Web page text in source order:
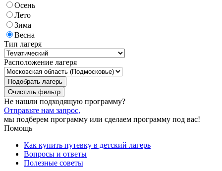
Осень
Лето
Зима
Весна
Тип лагеря
Расположение лагеря
Подобрать лагерь
Не нашли подходящую программу?
Отправьте нам запрос,
мы подберем программу или сделаем программу под вас!
Помощь
Как купить путевку в детский лагерь
Вопросы и ответы
Полезные советы